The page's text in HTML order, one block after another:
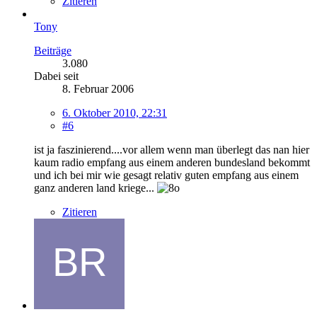
Tony
Beiträge
3.080
Dabei seit
8. Februar 2006
6. Oktober 2010, 22:31
#6
ist ja faszinierend....vor allem wenn man überlegt das nan hier
kaum radio empfang aus einem anderen bundesland bekommt
und ich bei mir wie gesagt relativ guten empfang aus einem
ganz anderen land kriege...
Zitieren